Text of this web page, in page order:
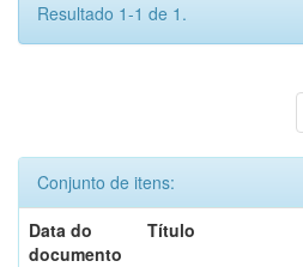
Resultado 1-1 de 1.
Conjunto de itens:
Data do
documento
Título